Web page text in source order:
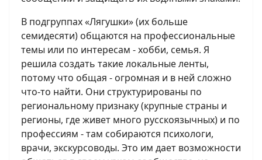
В подгруппах «Лягушки» (их больше
семидесяти) общаются на профессиональные
темы или по интересам - хобби, семья. Я
решила создать такие локальные ленты,
потому что общая - огромная и в ней сложно
что-то найти. Они структурированы по
региональному признаку (крупные страны и
регионы, где живет много русскоязычных) и по
профессиям - там собираются психологи,
врачи, экскурсоводы. Это им дает возможности